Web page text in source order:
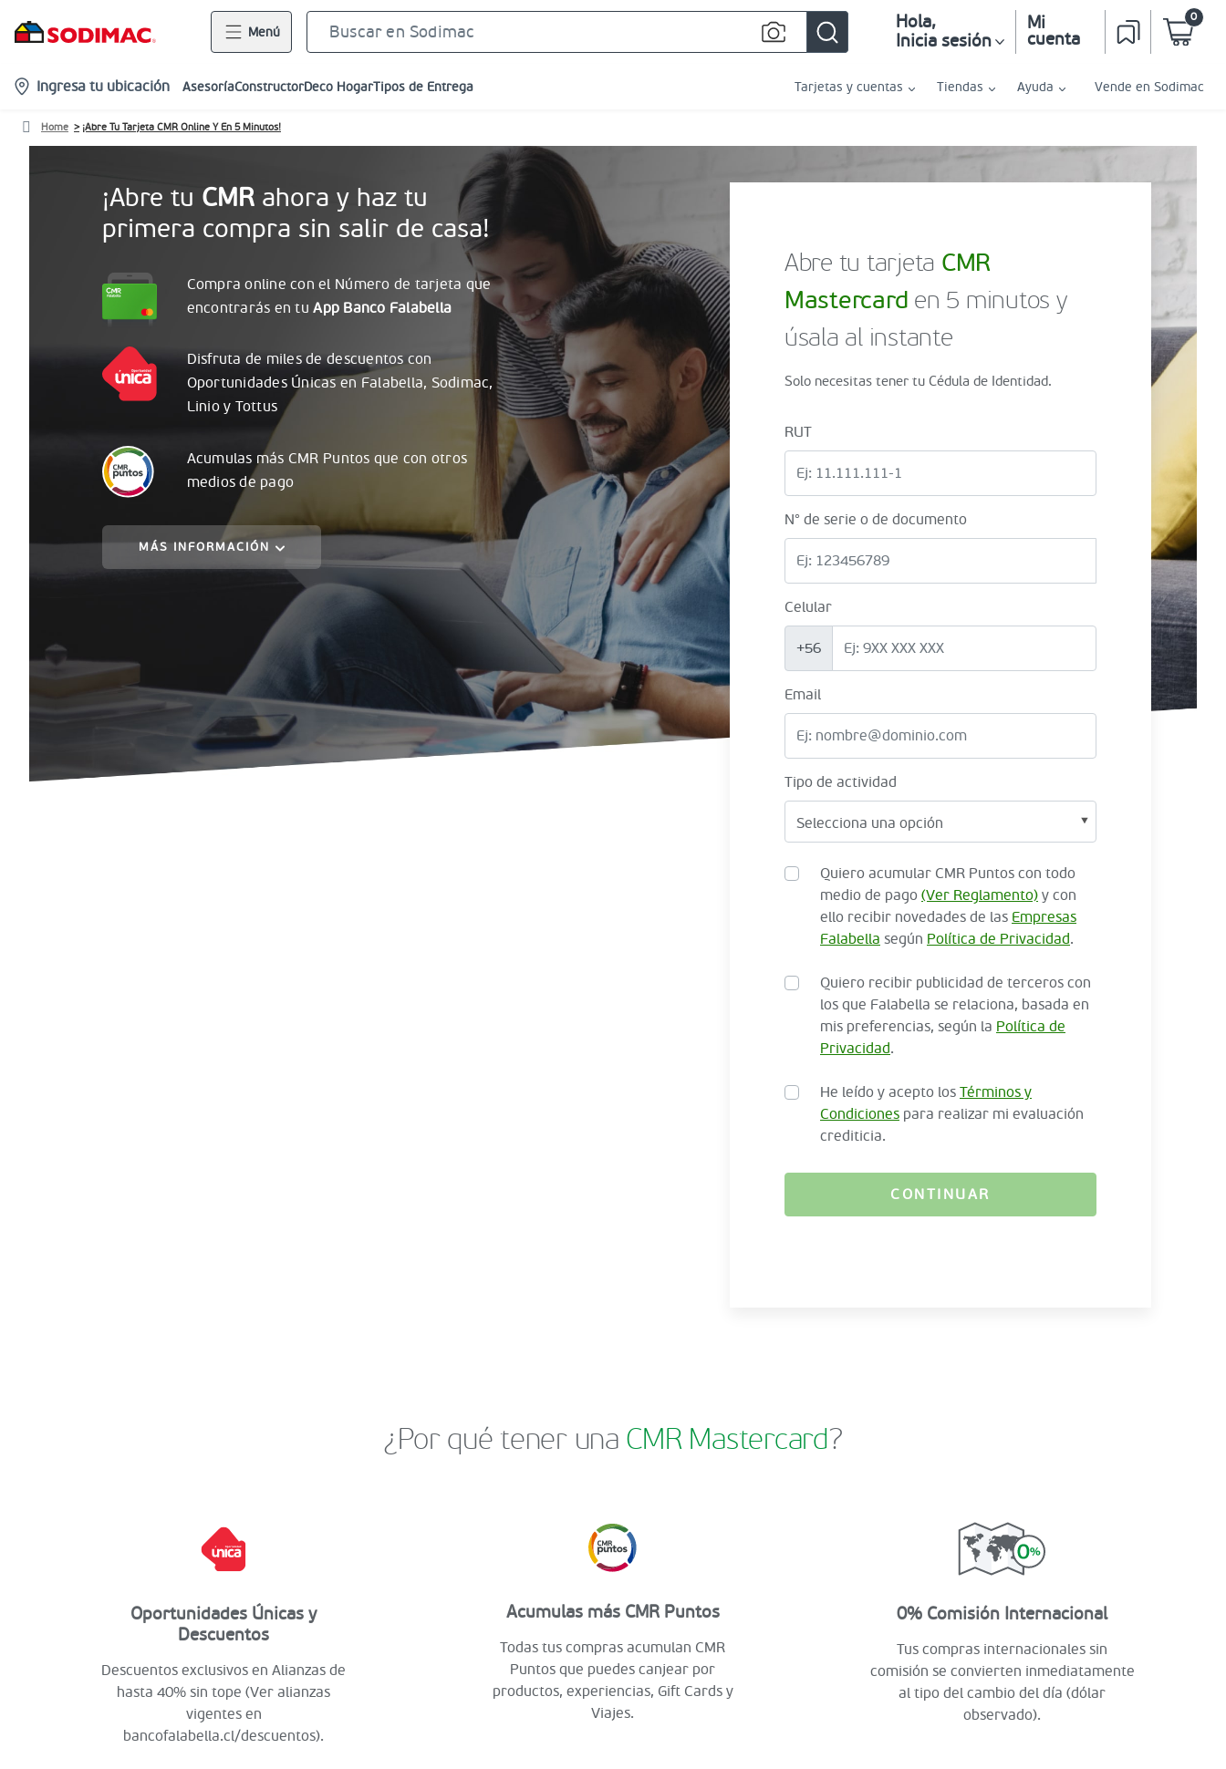
Menú Hola,
Inicia sesión
Mi
cuenta
0
location-
icon
Ingresa tu ubicación AsesoríaConstructorDeco HogarTipos de Entrega Tarjetas y cuentas Tiendas Ayuda Vende en Sodimac
Home ¡Abre Tu Tarjeta CMR Online Y En 5 Minutos!
¡Abre tu CMR ahora y haz tu
primera compra sin salir de casa!
Compra online con el Número de tarjeta que
encontrarás en tu App Banco Falabella
Disfruta de miles de descuentos con
OportunidadesÚnicasen Falabella, Sodimac,
Linio y Tottus
Acumulas más CMR Puntos que con otros
medios de pago
MÁS INFORMACIÓN
Abre tu tarjeta CMR
Mastercard en 5 minutos y
úsala al instante
Solo necesitas tener tu Cédula de Identidad.
RUT
N° de serie o de documento
Celular
+56
Email
Tipo de actividad
Quiero acumular CMR Puntos con todo
medio de pago (Ver Reglamento) y con
ello recibir novedades de las Empresas
Falabella según Política de Privacidad.
Quiero recibir publicidad de terceros con
los que Falabella se relaciona, basada en
mis preferencias, según la Política de
Privacidad.
He leído y acepto los Términos y
Condiciones para realizar mi evaluación
crediticia.
CONTINUAR
¿Por qué tener una CMR Mastercard?
Oportunidades Únicas y
Descuentos
Descuentos exclusivos en Alianzas de
hasta 40% sin tope (Ver alianzas
vigentes en
bancofalabella.cl/descuentos).
Acumulas más CMR Puntos
Todas tus compras acumulan CMR
Puntos que puedes canjear por
productos, experiencias, Gift Cards y
Viajes.
0% Comisión Internacional
Tus compras internacionales sin
comisión se convierten inmediatamente
al tipo del cambio del día (dólar
observado).